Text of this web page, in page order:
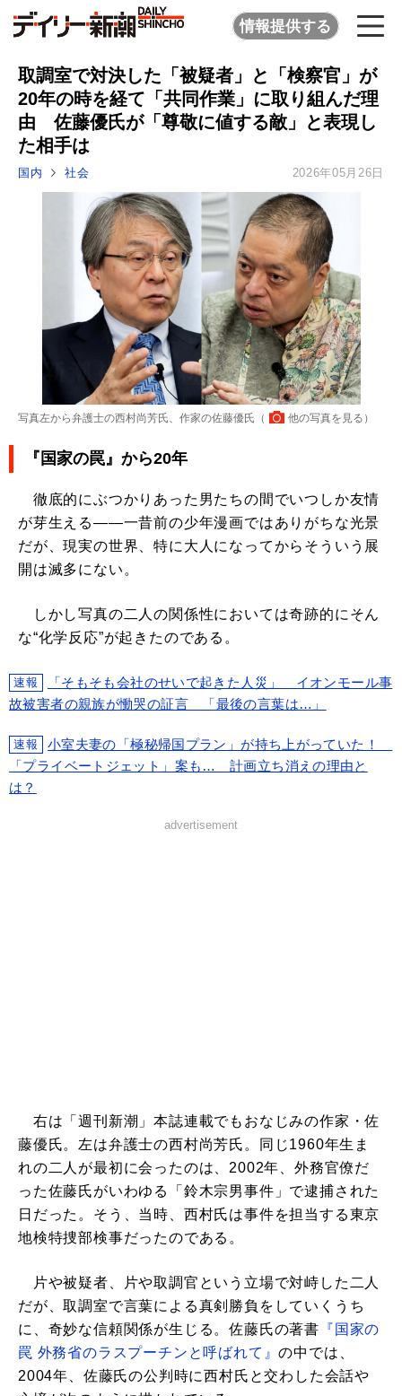
情報提供する
取調室で対決した「被疑者」と「検察官」が
20年の時を経て「共同作業」に取り組んだ理
由 佐藤優氏が「尊敬に値する敵」と表現し
た相手は
国内 社会 2026年05月26日
写真左から弁護士の西村尚芳氏、作家の佐藤優氏（ 他の写真を見る ）
『国家の罠』から20年
徹底的にぶつかりあった男たちの間でいつしか友情
が芽生える――一昔前の少年漫画ではありがちな光景
だが、現実の世界、特に大人になってからそういう展
開は滅多にない。
しかし写真の二人の関係性においては奇跡的にそん
な“化学反応”が起きたのである。
速報
「そもそも会社のせいで起きた人災」 イオンモール事
故被害者の親族が慟哭の証言 「最後の言葉は…」
速報
小室夫妻の「極秘帰国プラン」が持ち上がっていた！
「プライベートジェット」案も… 計画立ち消えの理由と
は？
advertisement
右は「週刊新潮」本誌連載でもおなじみの作家・佐
藤優氏。左は弁護士の西村尚芳氏。同じ1960年生ま
れの二人が最初に会ったのは、2002年、外務官僚だ
った佐藤氏がいわゆる「鈴木宗男事件」で逮捕された
日だった。そう、当時、西村氏は事件を担当する東京
地検特捜部検事だったのである。
片や被疑者、片や取調官という立場で対峙した二人
だが、取調室で言葉による真剣勝負をしていくうち
に、奇妙な信頼関係が生じる。佐藤氏の著書 『国家の
罠 外務省のラスプーチンと呼ばれて』の中では、
2004年、佐藤氏の公判時に西村氏と交わした会話や